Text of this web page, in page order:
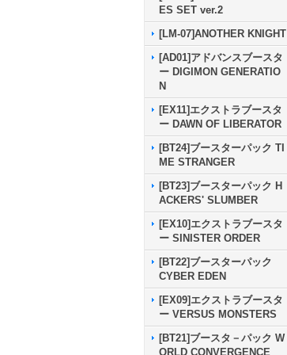
ES SET ver.2
[LM-07]ANOTHER KNIGHT
[AD01]アドバンスブースタ
ー DIGIMON GENERATIO
N
[EX11]エクストラブースタ
ー DAWN OF LIBERATOR
[BT24]ブースターパック TI
ME STRANGER
[BT23]ブースターパック H
ACKERS' SLUMBER
[EX10]エクストラブースタ
ー SINISTER ORDER
[BT22]ブースターパック
CYBER EDEN
[EX09]エクストラブースタ
ー VERSUS MONSTERS
[BT21]ブースタ－パック W
ORLD CONVERGENCE